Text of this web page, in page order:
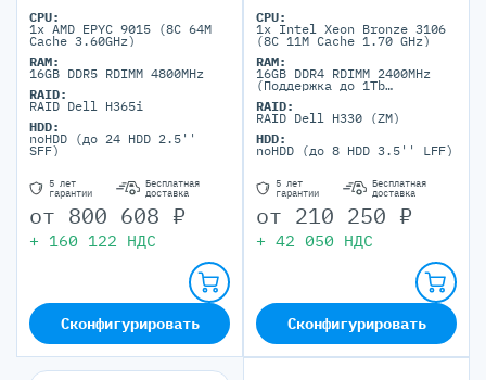
CPU:
1x AMD EPYC 9015 (8C 64M
Cache 3.60GHz)
RAM:
16GB DDR5 RDIMM 4800MHz
RAID:
RAID Dell H365i
HDD:
noHDD (до 24 HDD 2.5''
SFF)
5 лет
гарантии
Бесплатная
доставка
от 800 608 ₽
+ 160 122 НДС
Сконфигурировать
CPU:
1x Intel Xeon Bronze 3106
(8C 11M Cache 1.70 GHz)
RAM:
16GB DDR4 RDIMM 2400MHz
(Поддержка до 1Tb
портов)
RAID:
RAID Dell H330 (ZM)
HDD:
noHDD (до 8 HDD 3.5'' LFF)
5 лет
гарантии
Бесплатная
доставка
от 210 250 ₽
+ 42 050 НДС
Сконфигурировать